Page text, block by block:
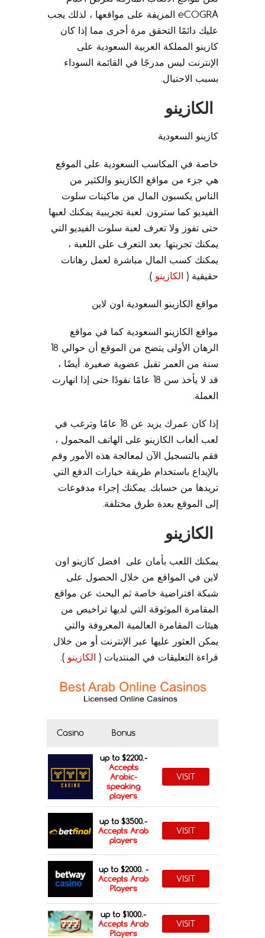
eCOGRA المزيفة على مواقعها ، لذلك يجب
عليك دائمًا التحقق مرة أخرى مما إذا كان
كازينو المملكة العربية السعودية على
الإنترنت ليس مدرجًا في القائمة السوداء
بسبب الاحتيال.
الكازينو
كازينو السعودية
خاصة في المكاسب السعودية على الموقع
هي جزء من مواقع الكازينو والكثير من
الناس يكسبون المال من ماكينات سلوت
الفيديو كما سترون. لعبة تجريبية يمكنك لعبها
حتى تفوز ولا تعرف لعبة سلوت الفيديو التي
يمكنك تجربتها. بعد التعرف على اللعبة ،
يمكنك كسب المال مباشرة لعمل رهانات
حقيقية ( الكازينو ).
مواقع الكازينو السعودية اون لاين
مواقع الكازينو السعودية كما في مواقع
الرهان الأولى يتضح من الموقع أن حوالي 18
سنة من العمر تقبل عضوية صغيرة. أيضًا ،
قد لا يأخذ سن 18 عامًا نقودًا حتى إذا انهارت
العملة.
إذا كان عمرك يزيد عن 18 عامًا وترغب في
لعب ألعاب الكازينو على الهاتف المحمول ،
فقم بالتسجيل الآن لمعالجة هذه الأمور وقم
بالإيداع باستخدام طريقة خيارات الدفع التي
تريدها من حسابك. يمكنك إجراء مدفوعات
إلى الموقع بعدة طرق مختلفة.
الكازينو
يمكنك اللعب بأمان على افضل كازينو اون
لاين في المواقع من خلال الحصول على
شبكة افتراضية خاصة ثم البحث عن مواقع
المقامرة الموثوقة التي لديها تراخيص من
هيئات المقامرة العالمية المعروفة والتي
يمكن العثور عليها عبر الإنترنت أو من خلال
قراءة التعليقات في المنتديات ( الكازينو ).
Casino Bonus
up to $2200.-
Accepts
Arabic-
speaking
players
VISIT
up to $3500.-
Accepts Arab
players
VISIT
up to $2000. -
Accepts Arab
Players
VISIT
up to $1000.-
Accepts Arab
Players
VISIT